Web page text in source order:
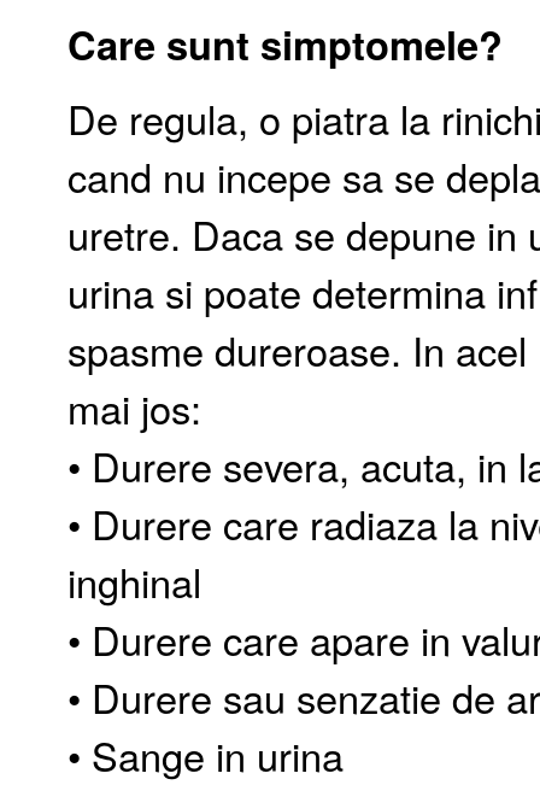
Care sunt simptomele?
De regula, o piatra la
cand nu incepe sa se
uretre. Daca se depune in
urina si poate determina
spasme dureroase. In
mai jos:
• Durere severa, acuta, in
• Durere care radiaza la
inghinal
• Durere care apare in
• Durere sau senzatie de
• Sange in urina